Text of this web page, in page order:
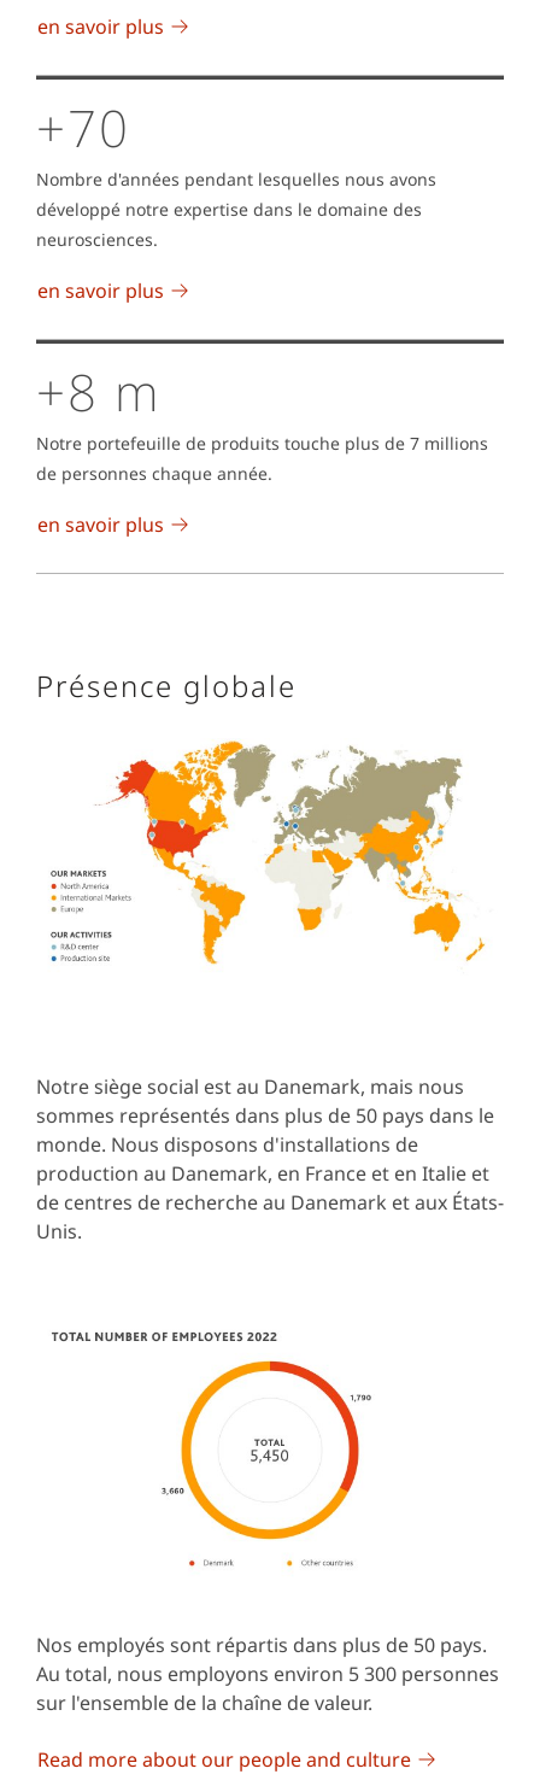
en savoir plus
+70
Nombre d'années pendant lesquelles nous avons
développé notre expertise dans le domaine des
neurosciences.
en savoir plus
+8 m
Notre portefeuille de produits touche plus de 7 millions
de personnes chaque année.
en savoir plus
Présence globale
Notre siège social est au Danemark, mais nous
sommes représentés dans plus de 50 pays dans le
monde. Nous disposons d'installations de
production au Danemark, en France et en Italie et
de centres de recherche au Danemark et aux États-
Unis.
Nos employés sont répartis dans plus de 50 pays.
Au total, nous employons environ 5 300 personnes
sur l'ensemble de la chaîne de valeur.
Read more about our people and culture